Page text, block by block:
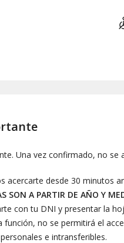
Una vez confirmado, no
acercarte desde 30 minutos
SON A PARTIR DE AÑO Y
con tu DNI y presentar la
función, no se permitirá el
e intransferibles.